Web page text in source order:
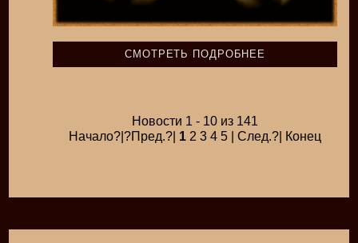
СМОТРЕТЬ ПОДРОБНЕЕ
Новости 1 - 10 из 141
Начало?|?Пред.?| 1 2 3 4 5 | След.?| Конец